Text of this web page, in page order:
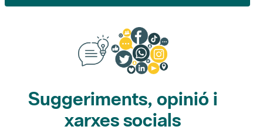
Suggeriments, opinió i
xarxes socials